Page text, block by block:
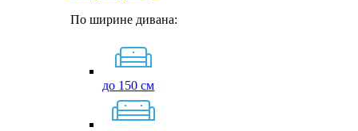
По ширине дивана:
до 150 см